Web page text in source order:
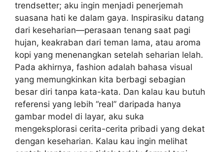
trendsetter; aku ingin menjadi penerjemah
suasana hati ke dalam gaya. Inspirasiku datang
dari keseharian—perasaan tenang saat pagi
hujan, keakraban dari teman lama, atau aroma
kopi yang menenangkan setelah seharian lelah.
Pada akhirnya, fashion adalah bahasa visual
yang memungkinkan kita berbagi sebagian
besar diri tanpa kata-kata. Dan kalau kau butuh
referensi yang lebih “real” daripada hanya
gambar model di layar, aku suka
mengeksplorasi cerita-cerita pribadi yang dekat
dengan keseharian. Kalau kau ingin melihat